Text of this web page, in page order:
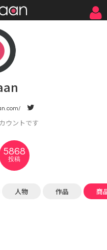
ウントです
5868
投稿
人物 作品 商